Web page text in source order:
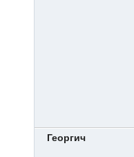
Георгич